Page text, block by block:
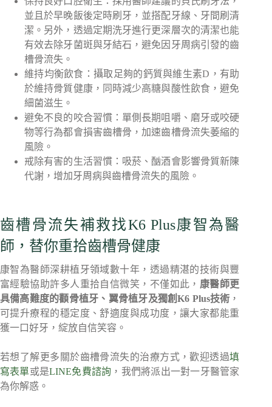
並且於早晚飯後定時刷牙，並搭配牙線、牙間刷清
潔。另外，透過定期洗牙進行更深層次的清潔也能
有效去除牙菌斑與牙結石，避免因牙周病引發的齒
槽骨流失。
維持均衡飲食：攝取足夠的鈣質與維生素D，有助
於維持骨質健康，同時減少高糖與酸性飲食，避免
細菌滋生。
避免不良的咬合習慣：單側長期咀嚼、磨牙或咬硬
物等行為都會損害齒槽骨，加速齒槽骨流失萎縮的
風險。
戒除有害的生活習慣：吸菸、酗酒會影響骨質新陳
代謝，增加牙周病與齒槽骨流失的風險。
齒槽骨流失補救找K6 Plus康智為醫
師，替你重拾齒槽骨健康
康智為醫師深耕植牙領域數十年，透過精湛的技術與豐
富經驗協助許多人重拾自信微笑，不僅如此， 康醫師更
具備高難度的顴骨植牙、翼骨植牙及獨創K6 Plus技術 ，
可提升療程的穩定度、舒適度與成功度，讓大家都能重
獲一口好牙，綻放自信笑容。
若想了解更多關於齒槽骨流失的治療方式，歡迎透過填
寫表單或是LINE免費諮詢 ，我們將派出一對一牙醫管家
為你解惑。